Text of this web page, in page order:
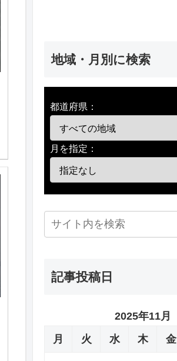
地域・月別に検索
都道府県：
月を指定：
記事投稿日
2025年11月
月
火 水 木 金